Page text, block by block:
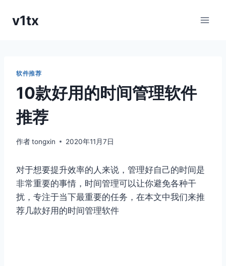
v1tx
软件推荐
10款好用的时间管理软件
推荐
作者tongxin 2020年11月7日
对于想要提升效率的人来说，管理好自己的时间是
非常重要的事情，时间管理可以让你避免各种干
扰，专注于当下最重要的任务，在本文中我们来推
荐几款好用的时间管理软件